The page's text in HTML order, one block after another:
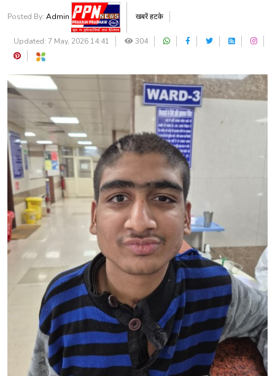
Posted By: Admin खबरें हटके
Updated: 7 May, 2026 14:41 304